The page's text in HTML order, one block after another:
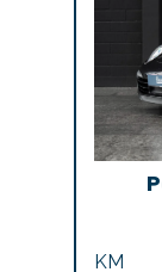
KM